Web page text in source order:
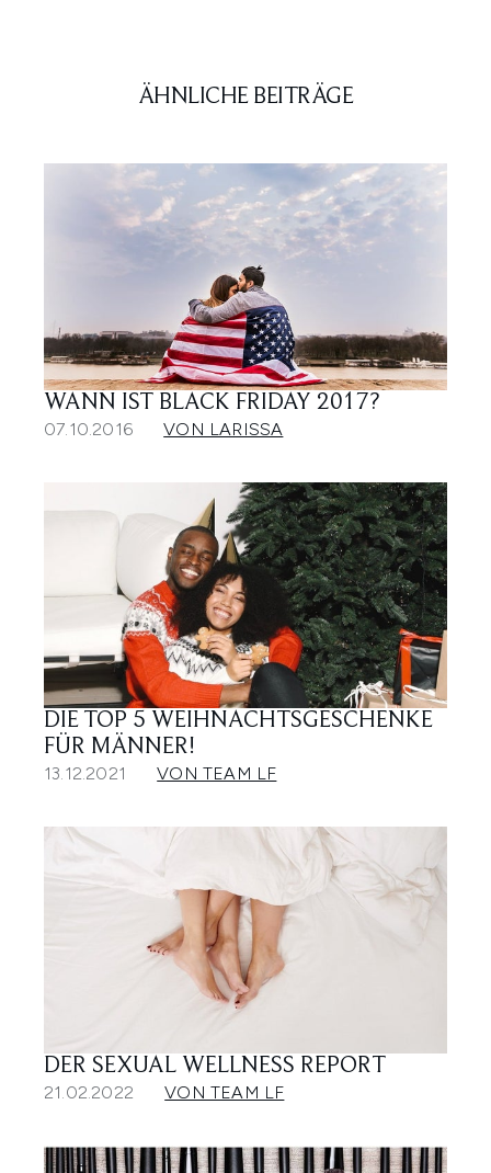
ÄHNLICHE BEITRÄGE
WANN IST BLACK FRIDAY 2017?
07.10.2016 VON LARISSA
DIE TOP 5 WEIHNACHTSGESCHENKE
FÜR MÄNNER!
13.12.2021 VON TEAM LF
DER SEXUAL WELLNESS REPORT
21.02.2022 VON TEAM LF